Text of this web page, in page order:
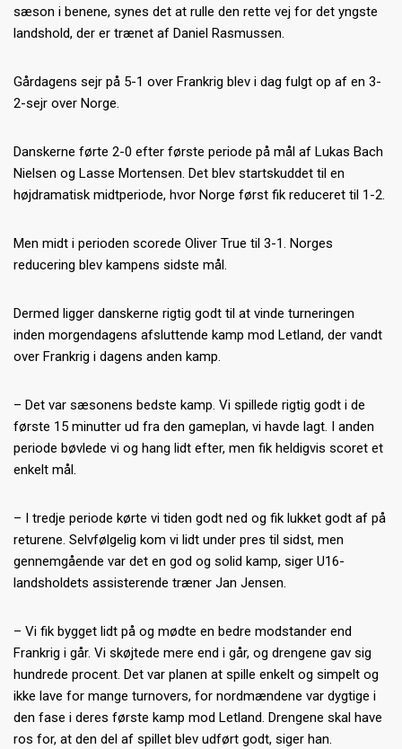
sæson i benene, synes det at rulle den rette vej for det yngste
landshold, der er trænet af Daniel Rasmussen.
Gårdagens sejr på 5-1 over Frankrig blev i dag fulgt op af en 3-
2-sejr over Norge.
Danskerne førte 2-0 efter første periode på mål af Lukas Bach
Nielsen og Lasse Mortensen. Det blev startskuddet til en
højdramatisk midtperiode, hvor Norge først fik reduceret til 1-2.
Men midt i perioden scorede Oliver True til 3-1. Norges
reducering blev kampens sidste mål.
Dermed ligger danskerne rigtig godt til at vinde turneringen
inden morgendagens afsluttende kamp mod Letland, der vandt
over Frankrig i dagens anden kamp.
– Det var sæsonens bedste kamp. Vi spillede rigtig godt i de
første 15 minutter ud fra den gameplan, vi havde lagt. I anden
periode bøvlede vi og hang lidt efter, men fik heldigvis scoret et
enkelt mål.
– I tredje periode kørte vi tiden godt ned og fik lukket godt af på
returene. Selvfølgelig kom vi lidt under pres til sidst, men
gennemgående var det en god og solid kamp, siger U16-
landsholdets assisterende træner Jan Jensen.
– Vi fik bygget lidt på og mødte en bedre modstander end
Frankrig i går. Vi skøjtede mere end i går, og drengene gav sig
hundrede procent. Det var planen at spille enkelt og simpelt og
ikke lave for mange turnovers, for nordmændene var dygtige i
den fase i deres første kamp mod Letland. Drengene skal have
ros for, at den del af spillet blev udført godt, siger han.